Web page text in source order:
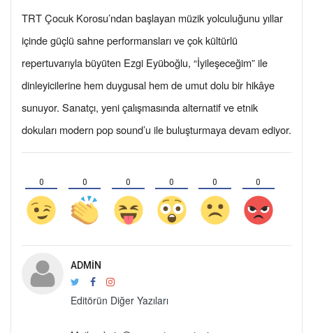
TRT Çocuk Korosu’ndan başlayan müzik yolculuğunu yıllar
içinde güçlü sahne performansları ve çok kültürlü
repertuvarıyla büyüten Ezgi Eyüboğlu, “İyileşeceğim” ile
dinleyicilerine hem duygusal hem de umut dolu bir hikâye
sunuyor. Sanatçı, yeni çalışmasında alternatif ve etnik
dokuları modern pop sound’u ile buluşturmaya devam ediyor.
0 0 0 0 0 0
ADMIN
Editörün Diğer Yazıları